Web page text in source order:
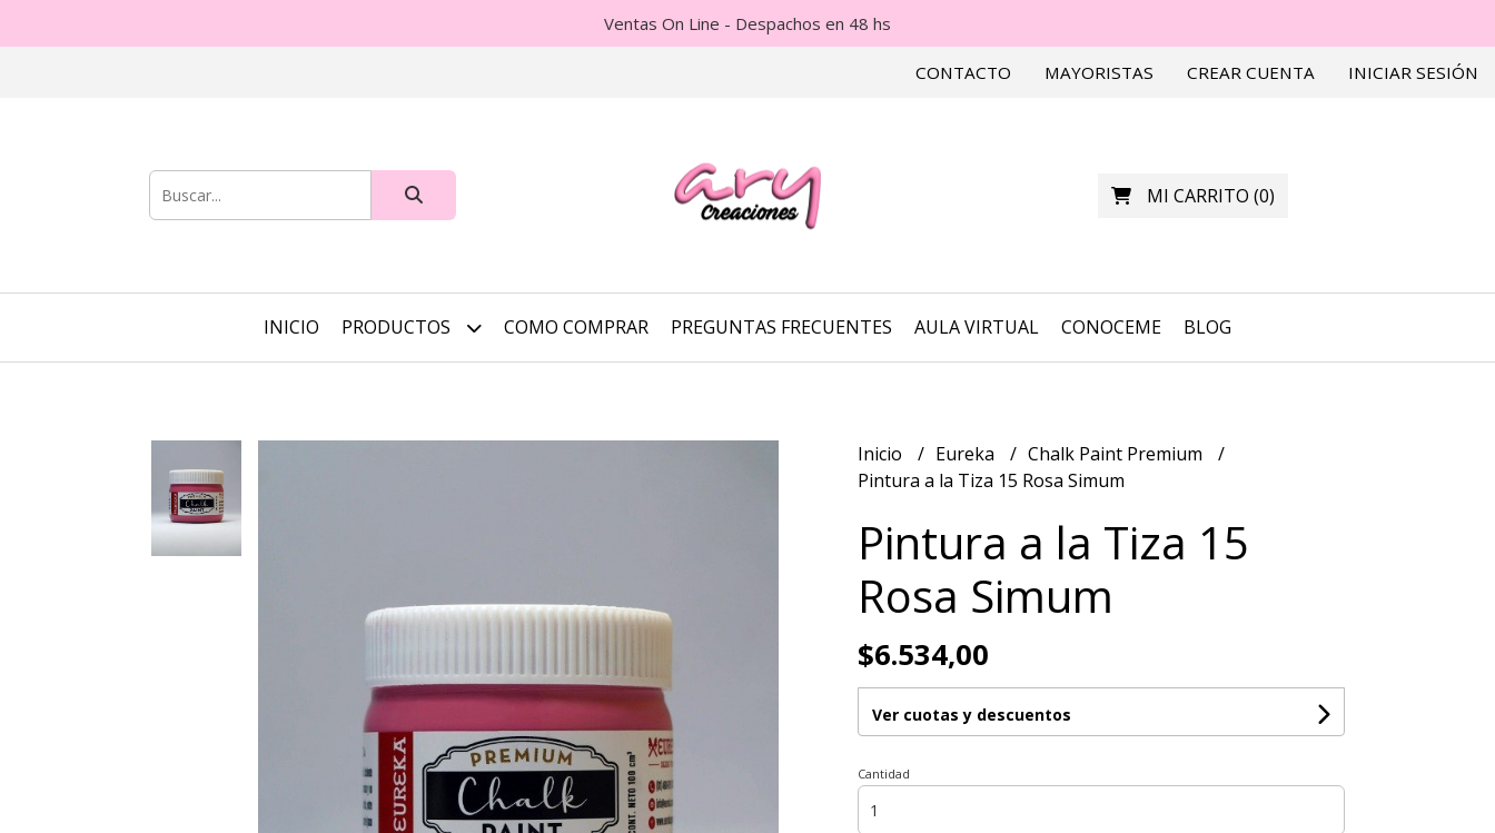
Ventas On Line - Despachos en 48 hs
CONTACTO MAYORISTAS CREAR CUENTA INICIAR SESIÓN
MI CARRITO (0)
INICIO PRODUCTOS COMO COMPRAR PREGUNTAS FRECUENTES AULA VIRTUAL CONOCEME BLOG
Inicio Eureka
Chalk Paint Premium
Pintura a la Tiza 15 Rosa Simum
Pintura a la Tiza 15
Rosa Simum
$6.534,00
Ver cuotas y descuentos
Cantidad